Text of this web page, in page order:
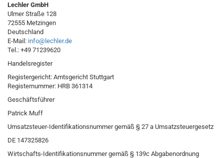
Lechler GmbH
Ulmer Straße 128
72555 Metzingen
Deutschland
E-Mail: info@lechler.de
Tel.: +49 71239620
Handelsregister
Registergericht: Amtsgericht Stuttgart
Registernummer: HRB 361314
Geschäftsführer
Patrick Muff
Umsatzsteuer-Identifikationsnummer gemäß § 27 a Umsatzsteuergesetz
DE 147325826
Wirtschafts-Identifikationsnummer gemäß § 139c Abgabenordnung